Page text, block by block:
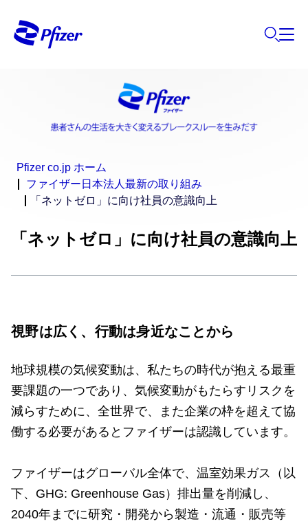
Pfizer co.jp ホーム
ファイザー日本法人最新の取り組み
「ネットゼロ」に向け社員の意識向上
「ネットゼロ」に向け社員の意識向上
視野は広く、行動は身近なことから
地球規模の気候変動は、私たちの時代が抱える最重
要課題の一つであり、気候変動がもたらすリスクを
減らすために、全世界で、また企業の枠を超えて協
働する必要があるとファイザーは認識しています。
ファイザーはグローバル全体で、温室効果ガス（以
下、GHG: Greenhouse Gas）排出量を削減し、
2040年までに研究・開発から製造・流通・販売等